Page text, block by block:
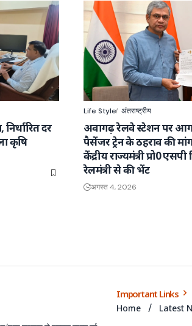
दर
कृषि
Life Style अंतराष्ट्रीय
अवागढ़ रेलवे स्टेशन पर
पैसेंजर ट्रेन के ठहराव की
केंद्रीय राज्यमंत्री प्रो0
रेलमंत्री से की भेंट
अगस्त 4, 2026
Important Links
Home Latest